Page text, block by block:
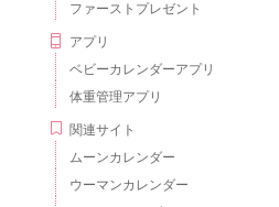
ファーストプレゼント
アプリ
ベビーカレンダーアプリ
体重管理アプリ
関連サイト
ムーンカレンダー
ウーマンカレンダー